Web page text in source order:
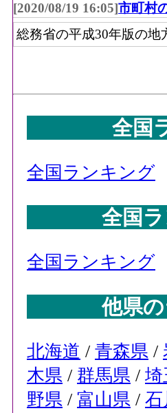
[2020/08/19 16:05]市町村
総務省の平成30年版の地
全国
全国ランキング
全国
全国ランキング
他県
北海道 / 青森県 /
木県 / 群馬県 / 埼
野県 / 富山県 / 石